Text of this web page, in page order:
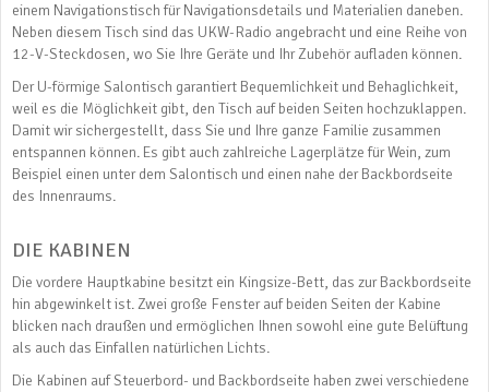
einem Navigationstisch für Navigationsdetails und Materialien daneben.
Neben diesem Tisch sind das UKW-Radio angebracht und eine Reihe von
12-V-Steckdosen, wo Sie Ihre Geräte und Ihr Zubehör aufladen können.
Der U-förmige Salontisch garantiert Bequemlichkeit und Behaglichkeit,
weil es die Möglichkeit gibt, den Tisch auf beiden Seiten hochzuklappen.
Damit wir sichergestellt, dass Sie und Ihre ganze Familie zusammen
entspannen können. Es gibt auch zahlreiche Lagerplätze für Wein, zum
Beispiel einen unter dem Salontisch und einen nahe der Backbordseite
des Innenraums.
DIE KABINEN
Die vordere Hauptkabine besitzt ein Kingsize-Bett, das zur Backbordseite
hin abgewinkelt ist. Zwei große Fenster auf beiden Seiten der Kabine
blicken nach draußen und ermöglichen Ihnen sowohl eine gute Belüftung
als auch das Einfallen natürlichen Lichts.
Die Kabinen auf Steuerbord- und Backbordseite haben zwei verschiedene